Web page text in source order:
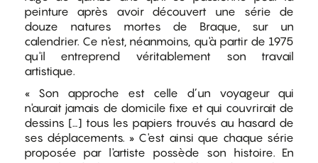
peinture après avoir découvert une série de
douze natures mortes de Braque, sur un
calendrier. Ce n'est, néanmoins, qu'à partir de 1975
qu'il entreprend véritablement son travail
artistique.
« Son approche est celle d’un voyageur qui
n'aurait jamais de domicile fixe et qui couvrirait de
dessins […] tous les papiers trouvés au hasard de
ses déplacements. » C'est ainsi que chaque série
proposée par l'artiste possède son histoire. En